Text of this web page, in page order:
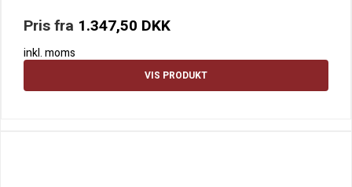
Pris fra 1.347,50 DKK
inkl. moms
VIS PRODUKT